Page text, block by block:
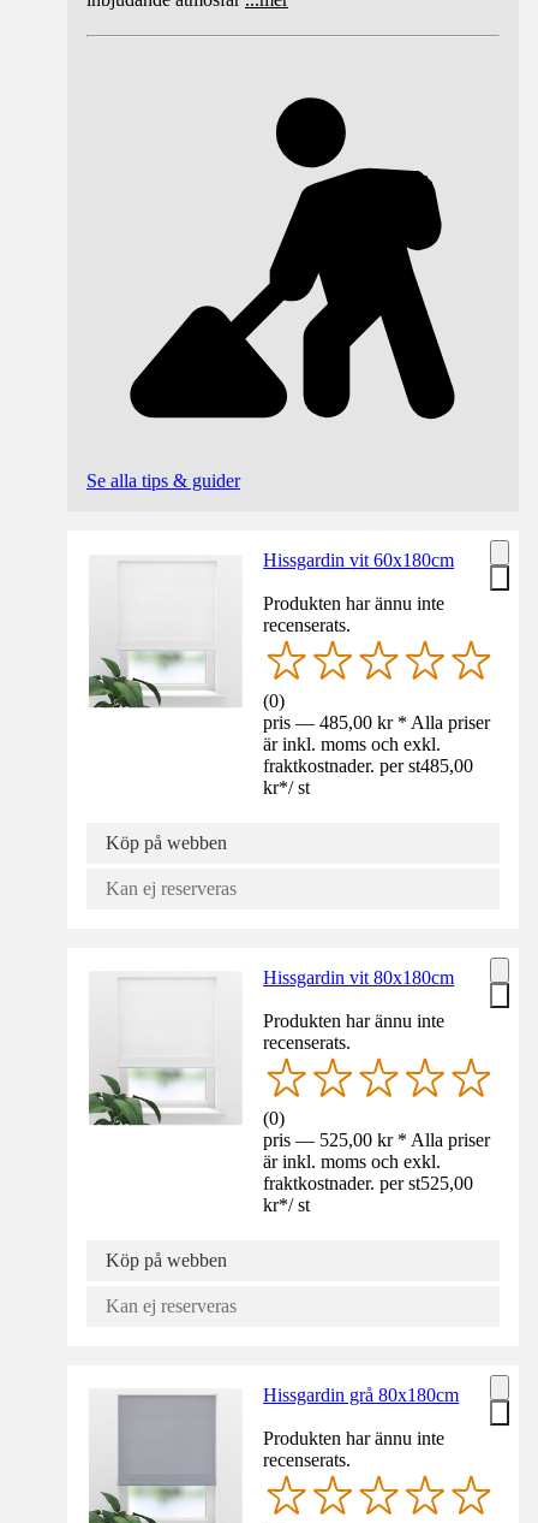
Se alla tips & guider
Hissgardin vit 60x180cm
Produkten har ännu inte
recenserats.
(0)
pris — 485,00 kr * Alla priser
är inkl. moms och exkl.
fraktkostnader. per st485,00
kr*/ st
Köp på webben
Kan ej reserveras
Hissgardin vit 80x180cm
Produkten har ännu inte
recenserats.
(0)
pris — 525,00 kr * Alla priser
är inkl. moms och exkl.
fraktkostnader. per st525,00
kr*/ st
Köp på webben
Kan ej reserveras
Hissgardin grå 80x180cm
Produkten har ännu inte
recenserats.